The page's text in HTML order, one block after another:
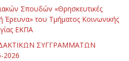
Σπουδών «Θρησκευτικές
Έρευνα» του Τμήματος Κοινωνικής
ΕΚΠΑ
ΣΥΓΓΡΑΜΜΑΤΩΝ